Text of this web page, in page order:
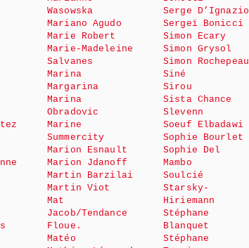
Wasowska
Mariano Agudo
Marie Robert
Marie-Madeleine
Salvanes
Marina
Margarina
Marina
Obradovic
Marine
Summercity
Marion Esnault
Marion Jdanoff
Martin Barzilai
Martin Viot
Mat
Jacob/Tendance
Floue.
Matéo
Serge D’Ignazio
Sergeï Bonicci
Simon Ecary
Simon Grysol
Simon Rochepeau
Siné
Sirou
Sista Chance
Slevenn
Soeuf Elbadawi
Sophie Bourlet
Sophie Del
Mambo
Soulcié
Starsky-
Hiriemann
Stéphane
Blanquet
Stéphane